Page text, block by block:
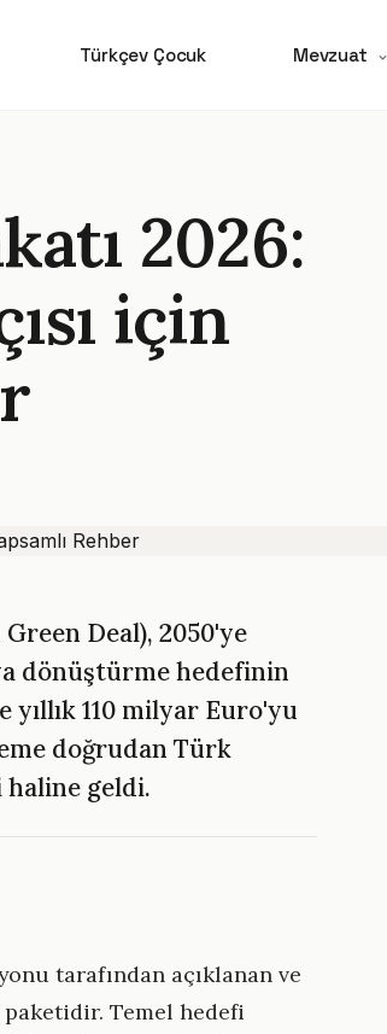
Türkçev Çocuk Mevzuat
2026:
için
Deal), 2050'ye
dönüştürme hedefinin
110 milyar Euro'yu
doğrudan Türk
geldi.
tarafından açıklanan ve
paketidir. Temel hedefi